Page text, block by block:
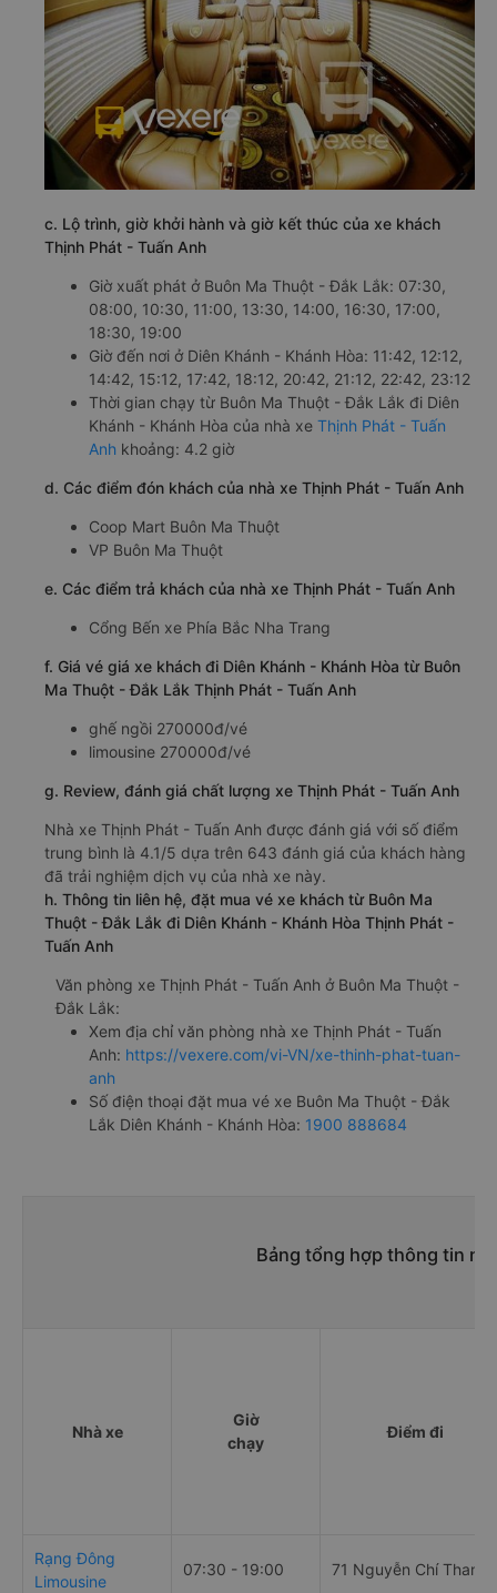
c. Lộ trình, giờ khởi hành và giờ kết thúc của xe khách
Thịnh Phát - Tuấn Anh
Giờ xuất phát ở Buôn Ma Thuột - Đắk Lắk: 07:30,
08:00, 10:30, 11:00, 13:30, 14:00, 16:30, 17:00,
18:30, 19:00
Giờ đến nơi ở Diên Khánh - Khánh Hòa: 11:42, 12:12,
14:42, 15:12, 17:42, 18:12, 20:42, 21:12, 22:42, 23:12
Thời gian chạy từ Buôn Ma Thuột - Đắk Lắk đi Diên
Khánh - Khánh Hòa của nhà xe Thịnh Phát - Tuấn
Anh khoảng: 4.2 giờ
d. Các điểm đón khách của nhà xe Thịnh Phát - Tuấn Anh
Coop Mart Buôn Ma Thuột
VP Buôn Ma Thuột
e. Các điểm trả khách của nhà xe Thịnh Phát - Tuấn Anh
Cổng Bến xe Phía Bắc Nha Trang
f. Giá vé giá xe khách đi Diên Khánh - Khánh Hòa từ Buôn
Ma Thuột - Đắk Lắk Thịnh Phát - Tuấn Anh
ghế ngồi 270000đ/vé
limousine 270000đ/vé
g. Review, đánh giá chất lượng xe Thịnh Phát - Tuấn Anh
Nhà xe Thịnh Phát - Tuấn Anh được đánh giá với số điểm
trung bình là 4.1/5 dựa trên 643 đánh giá của khách hàng
đã trải nghiệm dịch vụ của nhà xe này.
h. Thông tin liên hệ, đặt mua vé xe khách từ Buôn Ma
Thuột - Đắk Lắk đi Diên Khánh - Khánh Hòa Thịnh Phát -
Tuấn Anh
Văn phòng xe Thịnh Phát - Tuấn Anh ở Buôn Ma Thuột -
Đắk Lắk:
Xem địa chỉ văn phòng nhà xe Thịnh Phát - Tuấn
Anh: https://vexere.com/vi-VN/xe-thinh-phat-tuan-
anh
Số điện thoại đặt mua vé xe Buôn Ma Thuột - Đắk
Lắk Diên Khánh - Khánh Hòa: 1900 888684
Bảng tổng hợp thông tin
Nhà xe
Giờ
chạy
Điểm đi
Rạng Đông
Limousine
07:30 - 19:00 71 Nguyễn Chí Thanh